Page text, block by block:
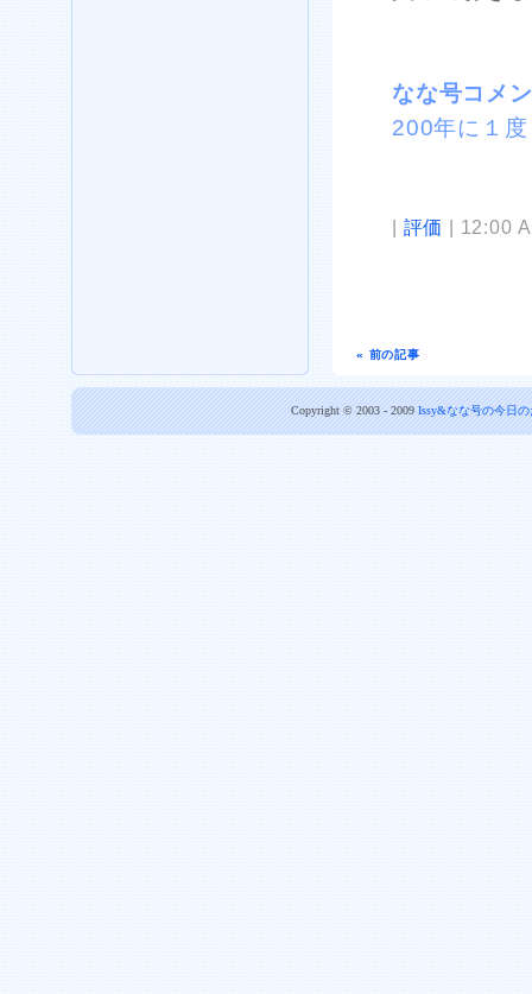
なな号コ
200年に１
| 評価 | 12:00
« 前の記事
Copyright © 2003 - 2009 Issy&なな号の今日